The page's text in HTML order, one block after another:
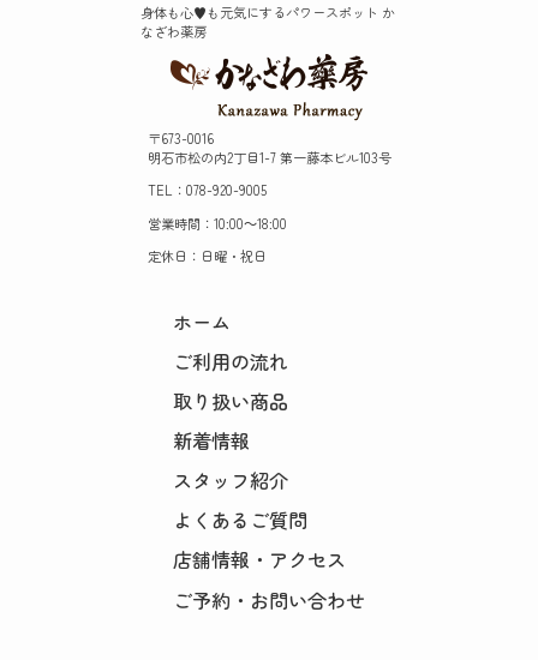
身体も心♥️も元気にするパワースポット か
なざわ薬房
〒673-0016
明石市松の内2丁目1-7 第一藤本ビル103号
TEL：078-920-9005
営業時間：10:00～18:00
定休日：日曜・祝日
ホーム
ご利用の流れ
取り扱い商品
新着情報
スタッフ紹介
よくあるご質問
店舗情報・アクセス
ご予約・お問い合わせ